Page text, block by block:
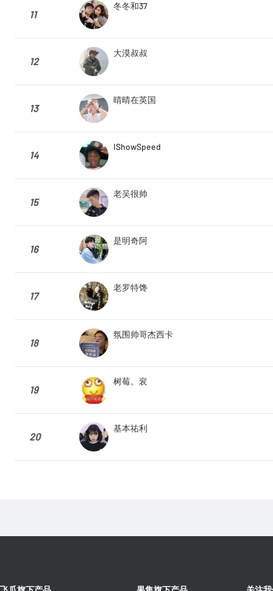
11
冬冬和37
12
大漠叔叔
13
晴晴在英国
14
IShowSpeed
15
老吴很帅
16
是明奇阿
17
老罗特馋
18
氛围帅哥杰西卡
19
树莓。衮
20
基本祐利